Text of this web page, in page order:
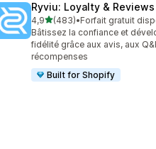
Ryviu: Loyalty & Reviews
4,9étoile(s) sur 5
(483)
483 avis au total
•Forfait gratuit
Bâtissez la confiance et
fidélité grâce aux avis, aux
récompenses
Built for Shopify